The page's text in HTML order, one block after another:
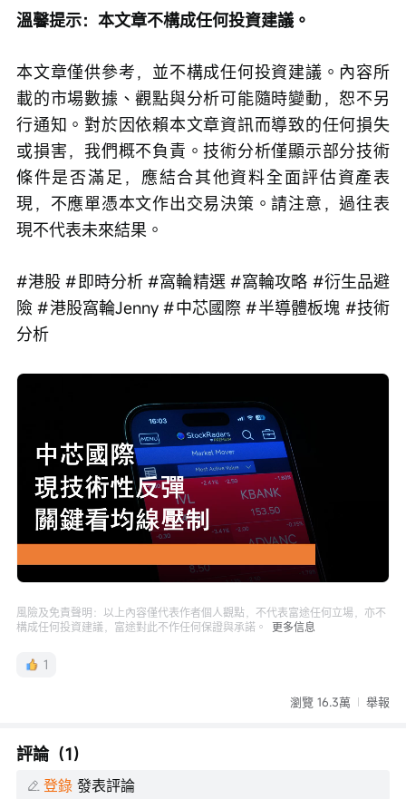
溫馨提示：本文章不構成任何投資建議。
本文章僅供參考，並不構成任何投資建議。內容所
載的市場數據、觀點與分析可能隨時變動，恕不另
行通知。對於因依賴本文章資訊而導致的任何損失
或損害，我們概不負責。技術分析僅顯示部分技術
條件是否滿足，應結合其他資料全面評估資產表
現，不應單憑本文作出交易決策。請注意，過往表
現不代表未來結果。
#港股 #即時分析 #窩輪精選 #窩輪攻略 #衍生品避
險 #港股窩輪Jenny #中芯國際 #半導體板塊 #技術
分析
消 /
0%
0%
放
度
風險及免責聲明：以上內容僅代表作者個人觀點，不代表富途任何立場，亦不
構成任何投資建議，富途對此不作任何保證與承諾。
更多信息
1
瀏覽 16.3萬 舉報
評論（1）
登錄 發表評論